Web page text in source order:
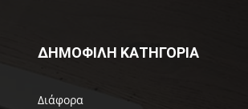
ΔΗΜΟΦΙΛΗ ΚΑΤΗΓΟΡΙΑ
Διάφορα